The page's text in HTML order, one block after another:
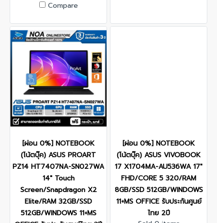
Compare
[ผ่อน 0%] NOTEBOOK
(โน้ตบุ๊ค) ASUS PROART
PZ14 HT7407NA-SN027WA
14" Touch
Screen/Snapdragon X2
Elite/RAM 32GB/SSD
512GB/WINDOWS 11+MS
[ผ่อน 0%] NOTEBOOK
(โน้ตบุ๊ค) ASUS VIVOBOOK
17 X1704MA-AU536WA 17"
FHD/CORE 5 320/RAM
8GB/SSD 512GB/WINDOWS
11+MS OFFICE รับประกันศูนย์
ไทย 2ปี